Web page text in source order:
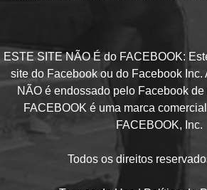
ESTE SITE NÃO É do FACEBOOK:
site do Facebook ou do Facebook Inc.
NÃO é endossado pelo Facebook
FACEBOOK é uma marca
FACEBOOK, Inc.
Todos os direitos